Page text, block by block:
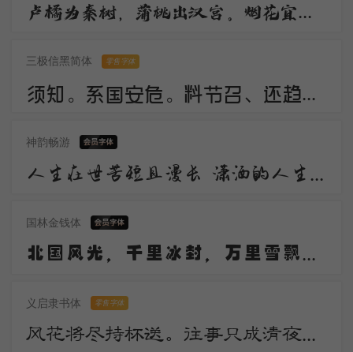
卢橘为秦树，蒲桃出汉宫。烟花宜落日，丝管醉春风。笛奏龙吟水，箫鸣凤下空。君王多乐事，还与万方同。
三极信黑简体 零售字体
须知。系国安危。料节召、还趋浴凤池。且代工施化，持钧播泽，置盂天下，此外何思。素卷书名，赤松游道，飙驭云軿仙可期。湖山美，有啼猿唳鹤，相望东归。
神韵畅游
人生在世苦短且漫长 潇洒的人生谁不倾情羡慕 潇洒 是一道醉人的风景 宛若美丽的音符自然流动 是人生内在气质的飘逸
国林金钱体
北国风光，千里冰封，万里雪飘。望长城内外，惟余莽莽；大河上下，顿失滔滔。山舞银蛇，原驰蜡象，欲与天公试比高。
义启隶书体 零售字体
风花将尽持杯送。往事只成清夜梦。莫更登楼。坐想行思已是愁。